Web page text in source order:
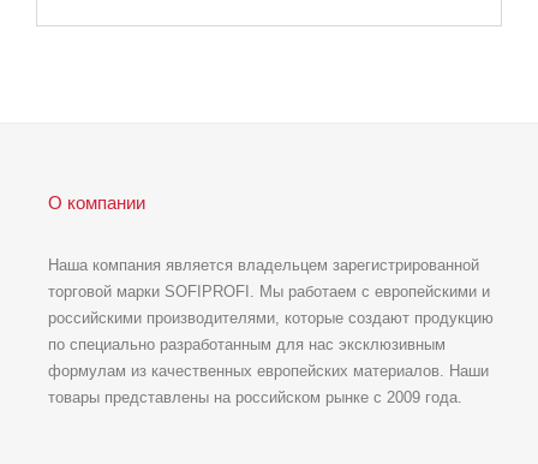
О компании
Наша компания является владельцем зарегистрированной
торговой марки SOFIPROFI. Мы работаем с европейскими и
российскими производителями, которые создают продукцию
по специально разработанным для нас эксклюзивным
формулам из качественных европейских материалов. Наши
товары представлены на российском рынке с 2009 года.